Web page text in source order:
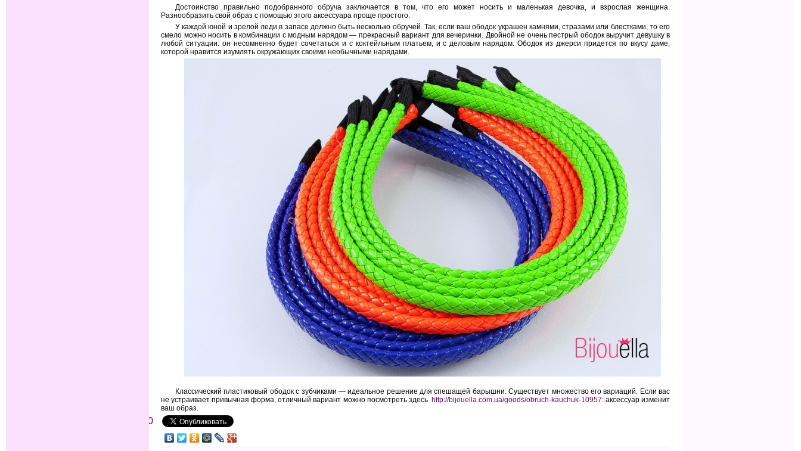
Достоинство правильно подобранного обруча заключается в том, что его может носить и маленькая девочка, и взрослая женщина.
Разнообразить свой образ с помощью этого аксессуара проще простого.
У каждой юной и зрелой леди в запасе должно быть несколько обручей. Так, если ваш ободок украшен камнями, стразами или блестками, то его
смело можно носить в комбинации с модным нарядом — прекрасный вариант для вечеринки. Двойной не очень пестрый ободок выручит девушку в
любой ситуации: он несомненно будет сочетаться и с коктейльным платьем, и с деловым нарядом. Ободок из джерси придется по вкусу даме,
которой нравится изумлять окружающих своими необычными нарядами.
Классический пластиковый ободок с зубчиками — идеальное решение для спешащей барышни. Существует множество его вариаций. Если вас
не устраивает привычная форма, отличный вариант можно посмотреть здесь http://bijouella.com.ua/goods/obruch-kauchuk-10957: аксессуар изменит
ваш образ.
0